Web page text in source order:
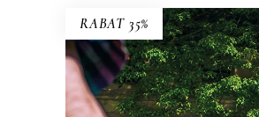
RABAT 35%